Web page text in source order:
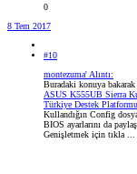
0
8 Tem 2017
#10
montezuma' Alıntı:
Buradaki konuya
ASUS K555UB Sierra
Türkiye Destek Platformu
Kullandığın Config
BIOS ayarlarını da paylaş.
Genişletmek için tıkla ...